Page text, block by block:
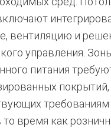
вентиляцию и
управления.
питания
покрытий,
требованиям
то время как